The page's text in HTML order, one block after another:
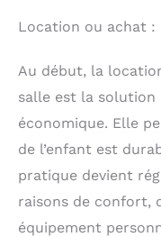
alpinisme,
Location ou achat :
Au début, la
salle est la
économique. Elle
de l’enfant est
pratique devient
raisons de confort,
équipement